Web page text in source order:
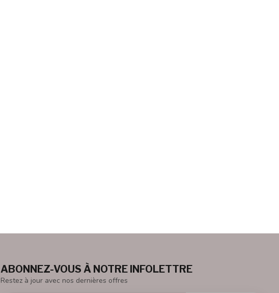
ABONNEZ-VOUS À NOTRE INFOLETTRE
Restez à jour avec nos dernières offres